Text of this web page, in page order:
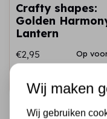
Crafty shapes:
Golden
Lantern
€2,95 Op
Wij maken
Wij gebruiken